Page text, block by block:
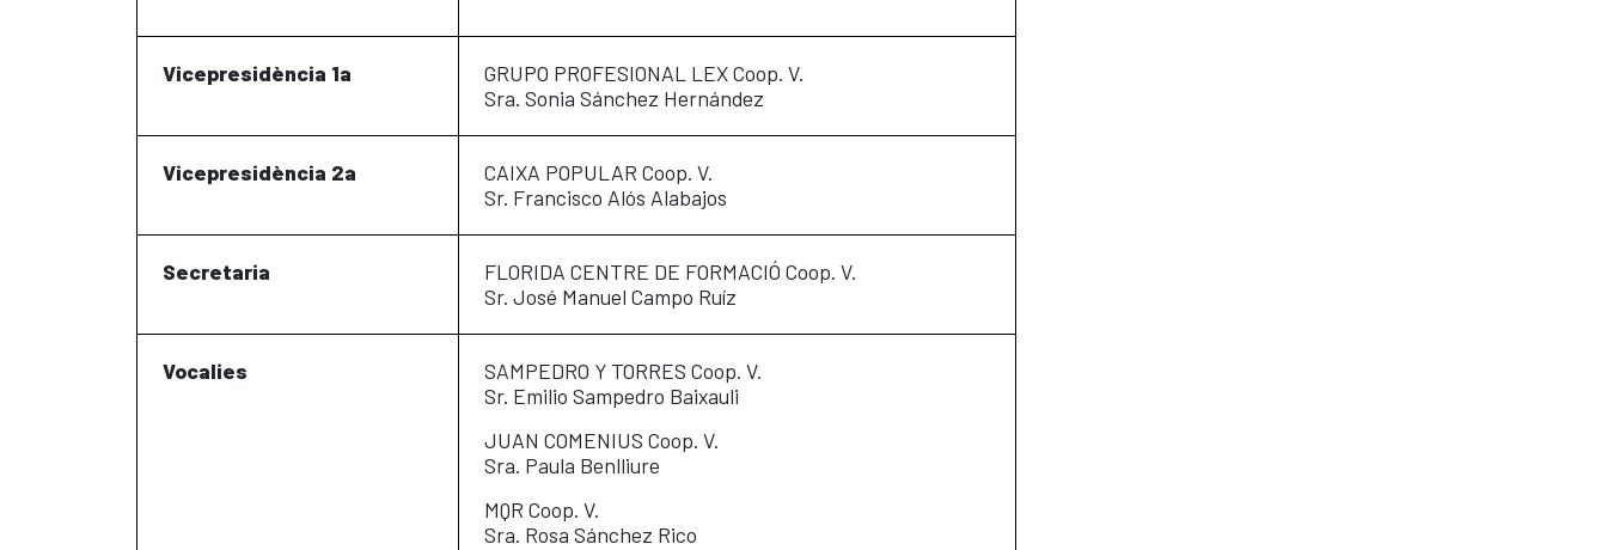
Vicepresidència 1a
GRUPO PROFESIONAL LEX Coop. V.
Sra. Sonia Sánchez Hernández
Vicepresidència 2a
CAIXA POPULAR Coop. V.
Sr. Francisco Alós Alabajos
Secretaria
FLORIDA CENTRE DE FORMACIÓ Coop. V.
Sr. José Manuel Campo Ruíz
Vocalies
SAMPEDRO Y TORRES Coop. V.
Sr. Emilio Sampedro Baixauli
JUAN COMENIUS Coop. V.
Sra. Paula Benlliure
MQR Coop. V.
Sra. Rosa Sánchez Rico